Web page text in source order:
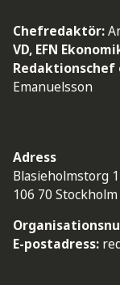
Chefredaktör:
VD, EFN
Emanuelsson
Adress
Blasieholmstorg
106 70 Stockholm
E-postadress: